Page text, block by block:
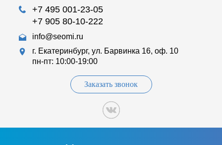
+7 495 001-23-05
+7 905 80-10-222
info@seomi.ru
г. Екатеринбург, ул. Барвинка 16, оф. 10
пн-пт: 10:00-19:00
Заказать звонок